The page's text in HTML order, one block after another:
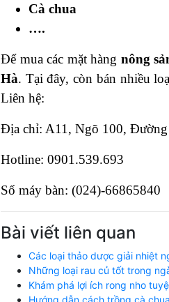
Cà chua
….
Để mua các mặt hàng nông
Hà. Tại đây, còn bán nhiều
Liên hệ:
Địa chỉ: A11, Ngõ 100,
Hotline: 0901.539.693
Số máy bàn: (024)-66865840
Bài viết liên quan
Các loại thảo dược giải nhiệt
Những loại rau củ tốt trong
Khám phá lợi ích rong nho
Hướng dẫn cách trồng cà